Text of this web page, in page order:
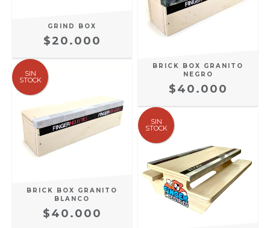
GRIND BOX
$20.000
BRICK BOX GRANITO
NEGRO
$40.000
SIN
STOCK
BRICK BOX GRANITO
BLANCO
$40.000
SIN
STOCK